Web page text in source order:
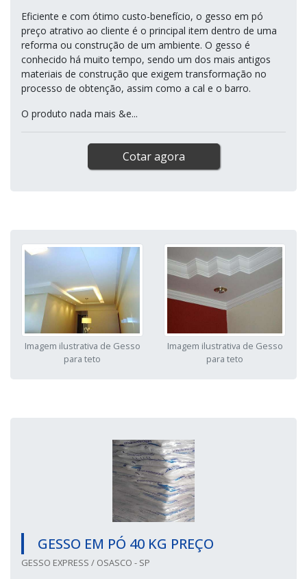
Eficiente e com ótimo custo-benefício, o gesso em pó
preço atrativo ao cliente é o principal item dentro de uma
reforma ou construção de um ambiente. O gesso é
conhecido há muito tempo, sendo um dos mais antigos
materiais de construção que exigem transformação no
processo de obtenção, assim como a cal e o barro.
O produto nada mais &e...
Cotar agora
Imagem ilustrativa de Gesso
para teto
Imagem ilustrativa de Gesso
para teto
GESSO EM PÓ 40 KG PREÇO
GESSO EXPRESS / OSASCO - SP